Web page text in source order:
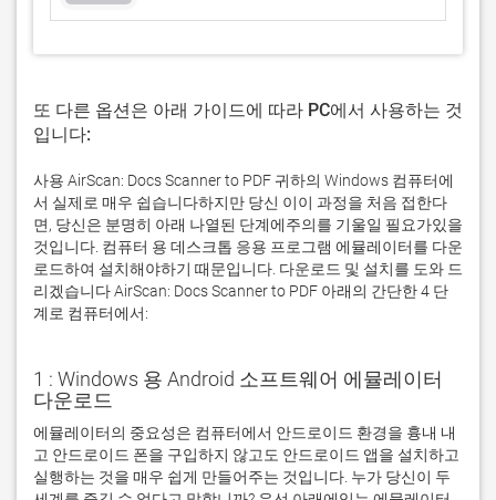
또 다른 옵션은 아래 가이드에 따라 PC에서 사용하는 것
입니다:
사용 AirScan: Docs Scanner to PDF 귀하의 Windows 컴퓨터에
서 실제로 매우 쉽습니다하지만 당신 이이 과정을 처음 접한다
면, 당신은 분명히 아래 나열된 단계에주의를 기울일 필요가있을
것입니다. 컴퓨터 용 데스크톱 응용 프로그램 에뮬레이터를 다운
로드하여 설치해야하기 때문입니다. 다운로드 및 설치를 도와 드
리겠습니다 AirScan: Docs Scanner to PDF 아래의 간단한 4 단
계로 컴퓨터에서:
1 : Windows 용 Android 소프트웨어 에뮬레이터
다운로드
에뮬레이터의 중요성은 컴퓨터에서 안드로이드 환경을 흉내 내
고 안드로이드 폰을 구입하지 않고도 안드로이드 앱을 설치하고
실행하는 것을 매우 쉽게 만들어주는 것입니다. 누가 당신이 두